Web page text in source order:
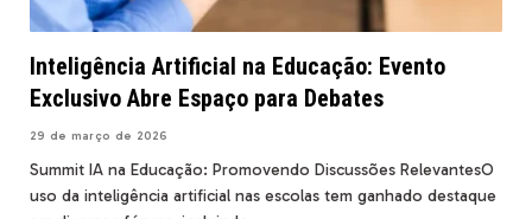
Inteligência Artificial na Educação: Evento
Exclusivo Abre Espaço para Debates
29 de março de 2026
Summit IA na Educação: Promovendo Discussões RelevantesO
uso da inteligência artificial nas escolas tem ganhado destaque